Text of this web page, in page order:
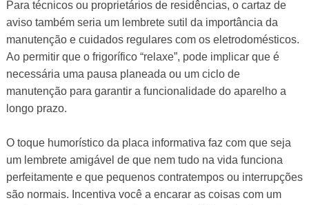
Para técnicos ou proprietários de residências, o cartaz de
aviso também seria um lembrete sutil da importância da
manutenção e cuidados regulares com os eletrodomésticos.
Ao permitir que o frigorífico “relaxe”, pode implicar que é
necessária uma pausa planeada ou um ciclo de
manutenção para garantir a funcionalidade do aparelho a
longo prazo.
O toque humorístico da placa informativa faz com que seja
um lembrete amigável de que nem tudo na vida funciona
perfeitamente e que pequenos contratempos ou interrupções
são normais. Incentiva você a encarar as coisas com um